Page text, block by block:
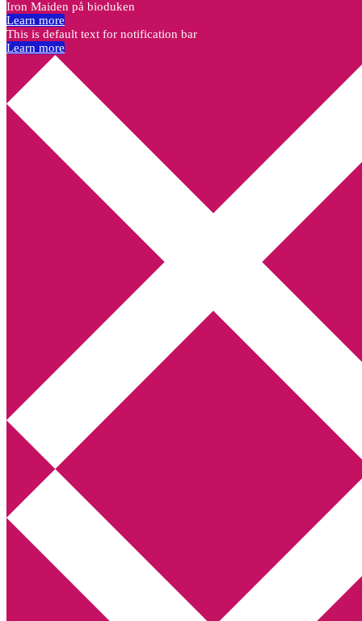
Annikas litteratur- och kulturblogg
Deckare, kriminalromaner, thrillers
Hem
Boktolva
Författarfemman
Kontakt
Iron Maiden på bioduken
Learn more
This is default text for notification bar
Learn more